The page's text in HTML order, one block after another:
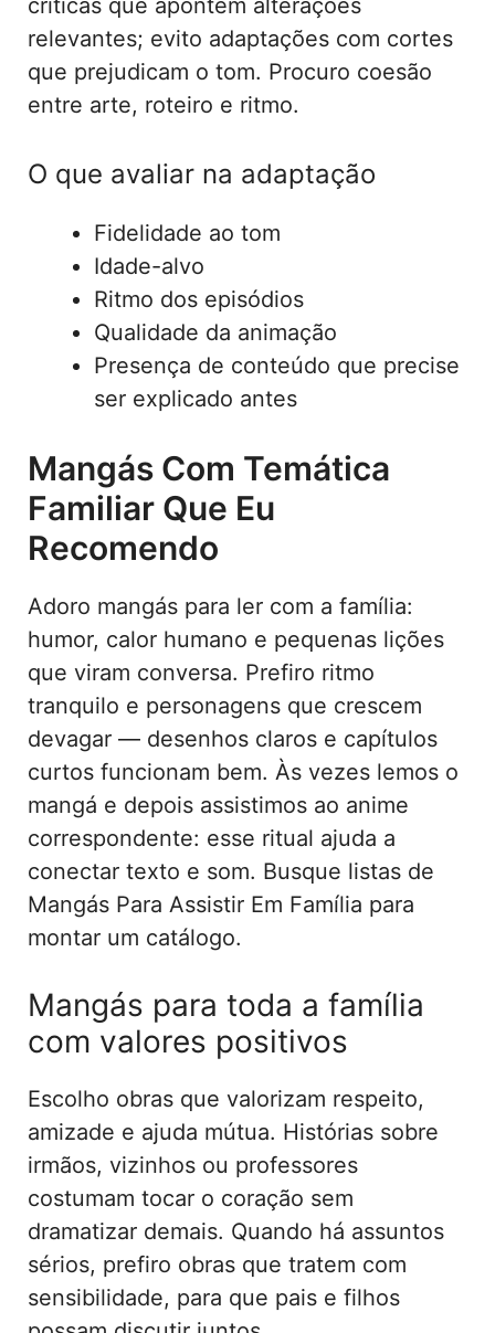
críticas que apontem alterações
relevantes; evito adaptações com cortes
que prejudicam o tom. Procuro coesão
entre arte, roteiro e ritmo.
O que avaliar na adaptação
Fidelidade ao tom
Idade-alvo
Ritmo dos episódios
Qualidade da animação
Presença de conteúdo que precise
ser explicado antes
Mangás Com Temática
Familiar Que Eu
Recomendo
Adoro mangás para ler com a família:
humor, calor humano e pequenas lições
que viram conversa. Prefiro ritmo
tranquilo e personagens que crescem
devagar — desenhos claros e capítulos
curtos funcionam bem. Às vezes lemos o
mangá e depois assistimos ao anime
correspondente: esse ritual ajuda a
conectar texto e som. Busque listas de
Mangás Para Assistir Em Família para
montar um catálogo.
Mangás para toda a família
com valores positivos
Escolho obras que valorizam respeito,
amizade e ajuda mútua. Histórias sobre
irmãos, vizinhos ou professores
costumam tocar o coração sem
dramatizar demais. Quando há assuntos
sérios, prefiro obras que tratem com
sensibilidade, para que pais e filhos